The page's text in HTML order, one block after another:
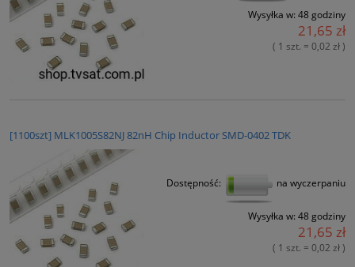
Wysyłka w: 48 godziny
21,65 zł
( 1 szt. = 0,02 zł )
[1100szt] MLK1005S82NJ 82nH Chip Inductor SMD-0402 TDK
Dostępność: na wyczerpaniu
Wysyłka w: 48 godziny
21,65 zł
( 1 szt. = 0,02 zł )